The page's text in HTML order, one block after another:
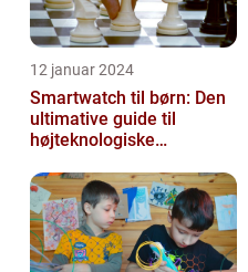
12 januar 2024
Smartwatch til børn: Den
ultimative guide til
højteknologiske